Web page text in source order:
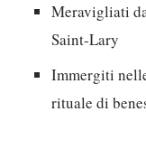
Meravigliati
Saint-Lary
Immergiti
rituale di